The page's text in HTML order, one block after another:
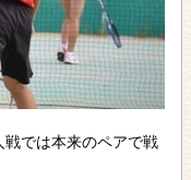
では本来のペアで戦